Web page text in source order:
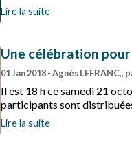
Lire la suite
Une célébration
01 Jan 2018- Agnès LEFRANC,,
Il est 18 h ce samedi 21
participants sont
personnes sont venues
Lire la suite